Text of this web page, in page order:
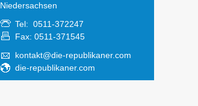
Niedersachsen
Tel: 0511-372247
Fax: 0511-371545
kontakt@die-republikaner.com
die-republikaner.com